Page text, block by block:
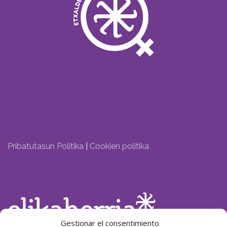
Gestionar el consentimiento
Pribatutasun Politika Cookien politika